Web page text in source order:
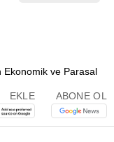
EKLE ABONE OL